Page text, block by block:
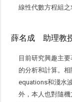
線性代數方程組之
薛名成 助理教
目前研究興趣主
的分析和計算。
equations和淺水
外，本人也對隨